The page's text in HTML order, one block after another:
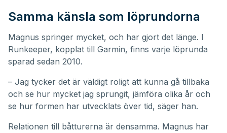
Samma känsla som löprundorna
Magnus springer mycket, och har gjort det länge. I
Runkeeper, kopplat till Garmin, finns varje löprunda
sparad sedan 2010.
– Jag tycker det är väldigt roligt att kunna gå tillbaka
och se hur mycket jag sprungit, jämföra olika år och
se hur formen har utvecklats över tid, säger han.
Relationen till båtturerna är densamma. Magnus har